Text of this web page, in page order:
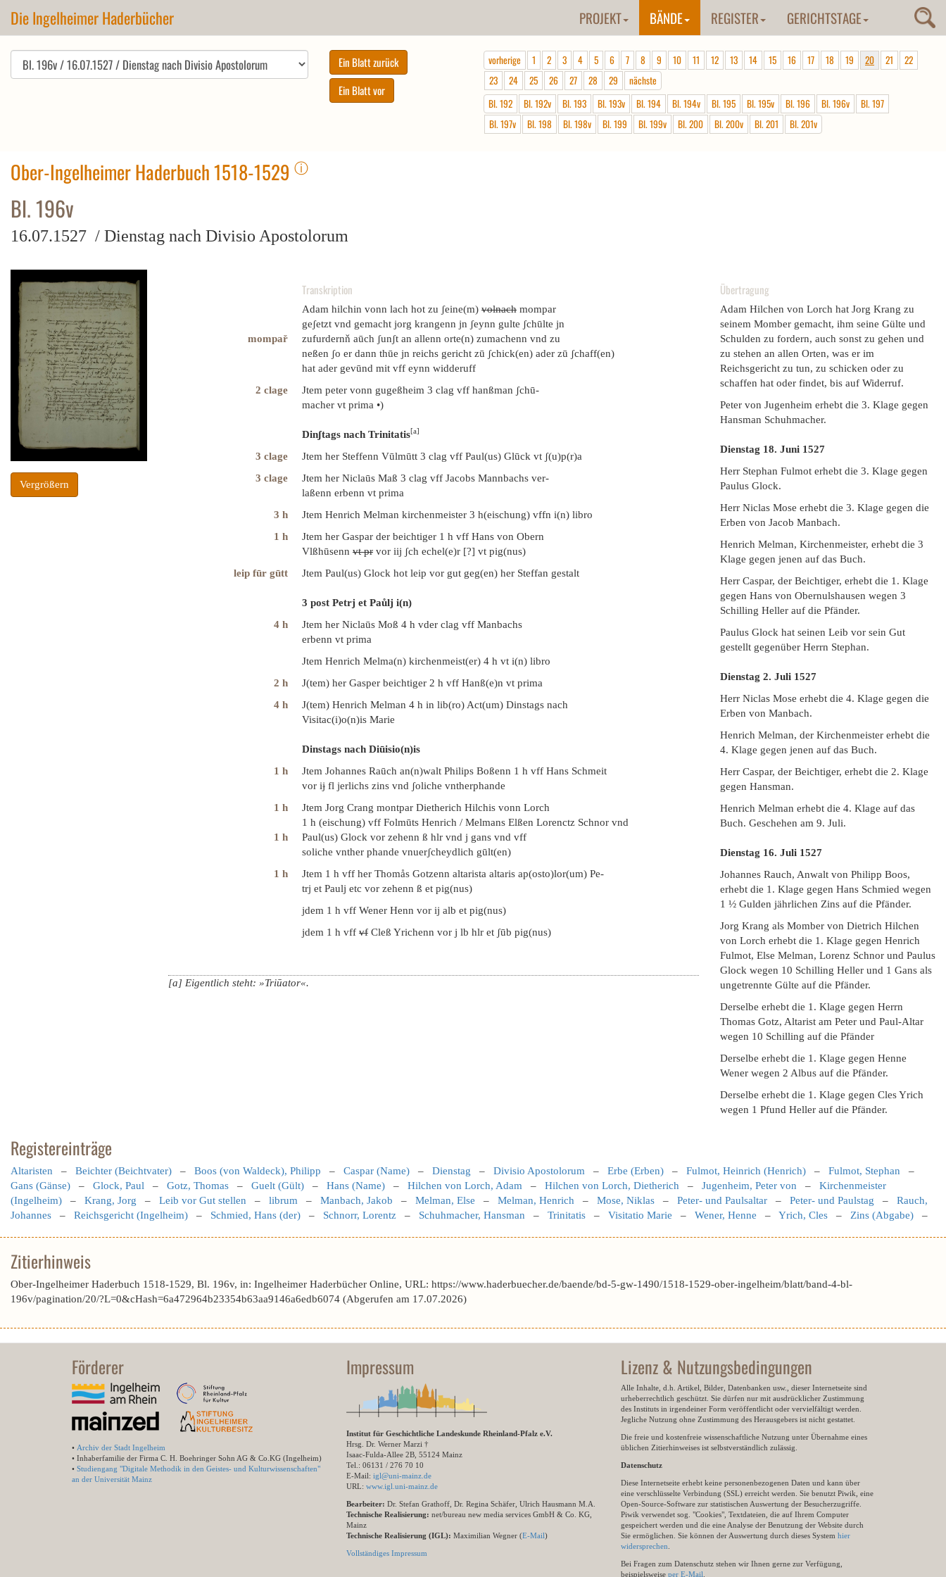
Die Ingelheimer Haderbücher PROJEKT BÄNDE REGISTER GERICHTSTAGE
vorherige 1 2 3 4 5 6 7 8 9 10 11 12 13 14 15 16 17 18 19 20 21
22
23
24 25 26 27 28 29
nächste
Bl. 192
Bl. 192v Bl. 193 Bl. 193v Bl. 194 Bl. 194v Bl. 195 Bl. 195v Bl. 196 Bl. 196v
Bl. 197
Bl. 197v
Bl. 198 Bl. 198v Bl. 199 Bl. 199v Bl. 200 Bl. 200v Bl. 201 Bl. 201v
Ober-Ingelheimer Haderbuch 1518-1529 ⓘ
Bl. 196v
16.07.1527 / Dienstag nach Divisio Apostolorum
Vergrößern
Transkription
Adam hilchin vonn lach hot zu ʃeine(m) volnach mompar
geʃetzt vnd gemacht jorg krangenn jn ʃeynn gulte ʃchūlte jn
mompař
zufurdernň aūch ʃunʃt an allenn orte(n) zumachenn vnd zu
neßen ʃo er dann thūe jn reichs gericht zū ʃchick(en) ader zū ʃchaff(en)
hat ader gevūnd mit vff eynn widderuff
2 clage
Jtem peter vonn gugeßheim 3 clag vff hanßman ʃchū-
macher vt prima •)
Dinʃtags nach Trinitatis[a]
3 clage
Jtem her Steffenn Vūlmūtt 3 clag vff Paul(us) Glūck vt ʃ(u)p(r)a
3 clage
Jtem her Niclaūs Maß 3 clag vff Jacobs Mannbachs ver-
laßenn erbenn vt prima
3 h
Jtem Henrich Melman kirchenmeister 3 h(eischung) vffn i(n) libro
1 h
Jtem her Gaspar der beichtiger 1 h vff Hans von Obern
Vlßhūsenn vt pr vor iij ʃch echel(e)r [?] vt pig(nus)
leip fūr gūtt
Jtem Paul(us) Glock hot leip vor gut geg(en) her Steffan gestalt
3 post Petrj et Paůlj i(n)
4 h
Jtem her Niclaūs Moß 4 h vder clag vff Manbachs
erbenn vt prima
Jtem Henrich Melma(n) kirchenmeist(er) 4 h vt i(n) libro
2 h
J(tem) her Gasper beichtiger 2 h vff Hanß(e)n vt prima
4 h
J(tem) Henrich Melman 4 h in lib(ro) Act(um) Dinstags nach
Visitac(i)o(n)is Marie
Dinstags nach Diūisio(n)is
1 h
Jtem Johannes Raūch an(n)walt Philips Boßenn 1 h vff Hans Schmeit
vor iɉ fl jerlichs zins vnd ʃoliche vntherphande
1 h
Jtem Jorg Crang montpar Dietherich Hilchis vonn Lorch
1 h (eischung) vff Folmūts Henrich / Melmans Elßen Lorenctz Schnor vnd
1 h
Paul(us) Glock vor zehenn ß hlr vnd j gans vnd vff
soliche vnther phande vnuerʃcheydlich gūlt(en)
1 h
Jtem 1 h vff her Thomås Gotzenn altarista altaris ap(osto)lor(um) Pe-
trj et Paulj etc vor zehenn ß et pig(nus)
jdem 1 h vff Wener Henn vor ij alb et pig(nus)
jdem 1 h vff vf Cleß Yrichenn vor j lb hlr et ʃūb pig(nus)
[a] Eigentlich steht: »Triūator«.
Übertragung
Adam Hilchen von Lorch hat Jorg Krang zu
seinem Momber gemacht, ihm seine Gülte und
Schulden zu fordern, auch sonst zu gehen und
zu stehen an allen Orten, was er im
Reichsgericht zu tun, zu schicken oder zu
schaffen hat oder findet, bis auf Widerruf.
Peter von Jugenheim erhebt die 3. Klage gegen
Hansman Schuhmacher.
Dienstag 18. Juni 1527
Herr Stephan Fulmot erhebt die 3. Klage gegen
Paulus Glock.
Herr Niclas Mose erhebt die 3. Klage gegen die
Erben von Jacob Manbach.
Henrich Melman, Kirchenmeister, erhebt die 3
Klage gegen jenen auf das Buch.
Herr Caspar, der Beichtiger, erhebt die 1. Klage
gegen Hans von Obernulshausen wegen 3
Schilling Heller auf die Pfänder.
Paulus Glock hat seinen Leib vor sein Gut
gestellt gegenüber Herrn Stephan.
Dienstag 2. Juli 1527
Herr Niclas Mose erhebt die 4. Klage gegen die
Erben von Manbach.
Henrich Melman, der Kirchenmeister erhebt die
4. Klage gegen jenen auf das Buch.
Herr Caspar, der Beichtiger, erhebt die 2. Klage
gegen Hansman.
Henrich Melman erhebt die 4. Klage auf das
Buch. Geschehen am 9. Juli.
Dienstag 16. Juli 1527
Johannes Rauch, Anwalt von Philipp Boos,
erhebt die 1. Klage gegen Hans Schmied wegen
1 ½ Gulden jährlichen Zins auf die Pfänder.
Jorg Krang als Momber von Dietrich Hilchen
von Lorch erhebt die 1. Klage gegen Henrich
Fulmot, Else Melman, Lorenz Schnor und Paulus
Glock wegen 10 Schilling Heller und 1 Gans als
ungetrennte Gülte auf die Pfänder.
Derselbe erhebt die 1. Klage gegen Herrn
Thomas Gotz, Altarist am Peter und Paul-Altar
wegen 10 Schilling auf die Pfänder
Derselbe erhebt die 1. Klage gegen Henne
Wener wegen 2 Albus auf die Pfänder.
Derselbe erhebt die 1. Klage gegen Cles Yrich
wegen 1 Pfund Heller auf die Pfänder.
Registereinträge
Altaristen – Beichter (Beichtvater) – Boos (von Waldeck), Philipp – Caspar (Name) – Dienstag – Divisio Apostolorum – Erbe (Erben) – Fulmot, Heinrich (Henrich) – Fulmot, Stephan –
Gans (Gänse) – Glock, Paul – Gotz, Thomas – Guelt (Gült) – Hans (Name) – Hilchen von Lorch, Adam – Hilchen von Lorch, Dietherich – Jugenheim, Peter von – Kirchenmeister
(Ingelheim) – Krang, Jorg – Leib vor Gut stellen – librum – Manbach, Jakob – Melman, Else – Melman, Henrich – Mose, Niklas – Peter- und Paulsaltar – Peter- und Paulstag – Rauch,
Johannes – Reichsgericht (Ingelheim) – Schmied, Hans (der) – Schnorr, Lorentz – Schuhmacher, Hansman – Trinitatis – Visitatio Marie – Wener, Henne – Yrich, Cles – Zins (Abgabe) –
Zitierhinweis
Ober-Ingelheimer Haderbuch 1518-1529, Bl. 196v, in: Ingelheimer Haderbücher Online, URL: https://www.haderbuecher.de/baende/bd-5-gw-1490/1518-1529-ober-ingelheim/blatt/band-4-bl-
196v/pagination/20/?L=0&cHash=6a472964b23354b63aa9146a6edb6074 (Abgerufen am 17.07.2026)
Förderer
• Archiv der Stadt Ingelheim
• Inhaberfamilie der Firma C. H. Boehringer Sohn AG & Co.KG (Ingelheim)
• Studiengang "Digitale Methodik in den Geistes- und Kulturwissenschaften"
an der Universität Mainz
Impressum
Institut für Geschichtliche Landeskunde Rheinland-Pfalz e.V.
Hrsg. Dr. Werner Marzi †
Isaac-Fulda-Allee 2B, 55124 Mainz
Tel.: 06131 / 276 70 10
E-Mail: igl@uni-mainz.de
URL: www.igl.uni-mainz.de
Bearbeiter: Dr. Stefan Grathoff, Dr. Regina Schäfer, Ulrich Hausmann M.A.
Technische Realisierung: net/bureau new media services GmbH & Co. KG,
Mainz
Technische Realisierung (IGL): Maximilian Wegner (E-Mail)
Vollständiges Impressum
Lizenz & Nutzungsbedingungen
Alle Inhalte, d.h. Artikel, Bilder, Datenbanken usw., dieser Internetseite sind
urheberrechtlich geschützt. Sie dürfen nur mit ausdrücklicher Zustimmung
des Instituts in irgendeiner Form veröffentlicht oder vervielfältigt werden.
Jegliche Nutzung ohne Zustimmung des Herausgebers ist nicht gestattet.
Die freie und kostenfreie wissenschaftliche Nutzung unter Übernahme eines
üblichen Zitierhinweises ist selbstverständlich zulässig.
Datenschutz
Diese Internetseite erhebt keine personenbezogenen Daten und kann über
eine verschlüsselte Verbindung (SSL) erreicht werden. Sie benutzt Piwik, eine
Open-Source-Software zur statistischen Auswertung der Besucherzugriffe.
Piwik verwendet sog. "Cookies", Textdateien, die auf Ihrem Computer
gespeichert werden und die eine Analyse der Benutzung der Website durch
Sie ermöglichen. Sie können der Auswertung durch dieses System hier
widersprechen
Bei Fragen zum Datenschutz stehen wir Ihnen gerne zur Verfügung,
beispielsweise per E-Mail